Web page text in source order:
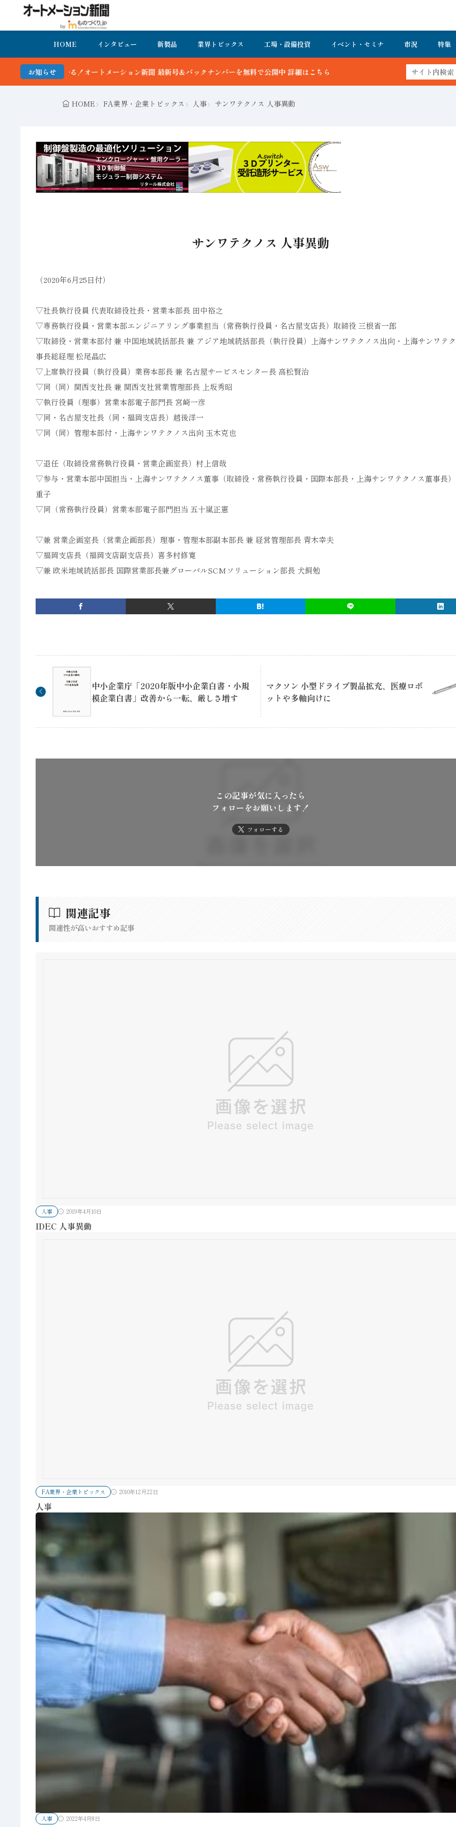
HOME インタビュー 新製品 業界トピックス 工場・設備投資 イベント・セミナ 市況 特集
お知らせ
メーション新聞 最新号＆バックナンバーを無料で公開中 詳細はこちら
HOME FA業界・企業トピックス 人事 サンワテクノス 人事異動
サンワテクノス 人事異動
（2020年6月25日付）
▽社長執行役員 代表取締役社長・営業本部長 田中裕之
▽専務執行役員・営業本部エンジニアリング事業担当（常務執行役員・名古屋支店長）取締役 三根省一郎
▽取締役・営業本部付 兼 中国地域統括部長 兼 アジア地域統括部長（執行役員）上海サンワテクノス出向・上海サンワテ
事長総経理 松尾晶広
▽上席執行役員（執行役員）業務本部長 兼 名古屋サービスセンター長 高松賢治
▽同（同）関西支社長 兼 関西支社営業管理部長 上坂秀昭
▽執行役員（理事）営業本部電子部門長 宮崎一彦
▽同・名古屋支社長（同・福岡支店長）越後洋一
▽同（同）管理本部付・上海サンワテクノス出向 玉木克也
▽退任（取締役常務執行役員・営業企画室長）村上信哉
▽参与・営業本部中国担当・上海サンワテクノス董事（取締役・常務執行役員・国際本部長・上海サンワテクノス董事長
重子
▽同（常務執行役員）営業本部電子部門担当 五十嵐正憲
▽兼 営業企画室長（営業企画部長）理事・管理本部副本部長 兼 経営管理部長 青木幸夫
▽福岡支店長（福岡支店副支店長）喜多村修寛
▽兼 欧米地域統括部長 国際営業部長兼グローバルSCMソリューション部長 犬飼勉
中小企業庁「2020年版中小企業白書・小規
模企業白書」改善から一転、厳しさ増す
マクソン 小型ドライブ製品拡充、医療ロボ
ットや多軸向けに
この記事が気に入ったら
フォローをお願いします！
フォローする
関連記事
関連性が高いおすすめ記事
人事 2019年4月10日
IDEC 人事異動
FA業界・企業トピックス 2010年12月22日
人事
人事 2022年4月8日